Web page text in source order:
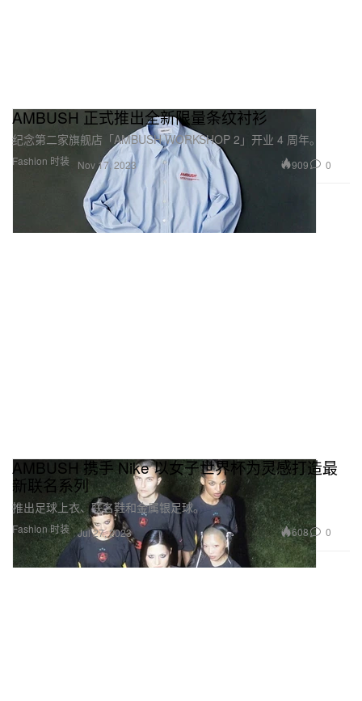
Fashion 时装
AMBUSH 正式推出全新限量条纹衬衫
纪念第二家旗舰店「AMBUSH WORKSHOP 2」开业 4 周年。
Nov 17, 2023 909 0
Fashion 时装
AMBUSH 携手 Nike 以女子世界杯为灵感打造最
新联名系列
推出足球上衣、联名鞋和金属银足球。
Jul 27, 2023 608 0